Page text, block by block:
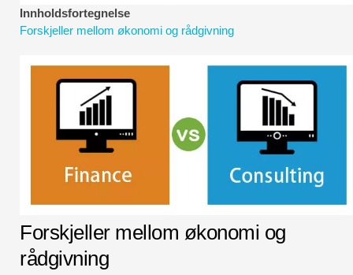
Økonomiske modelleringsveiledninger
Risikostyringsveiledninger
Innholdsfortegnelse
Forskjeller mellom økonomi og rådgivning
Forskjeller mellom økonomi og
rådgivning